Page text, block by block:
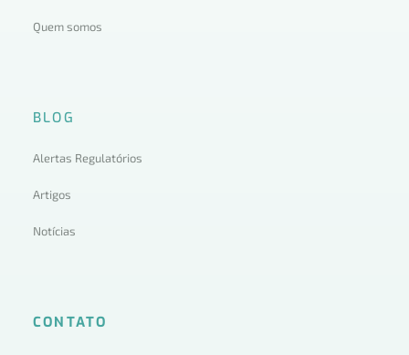
Quem somos
BLOG
Alertas Regulatórios
Artigos
Notícias
CONTATO